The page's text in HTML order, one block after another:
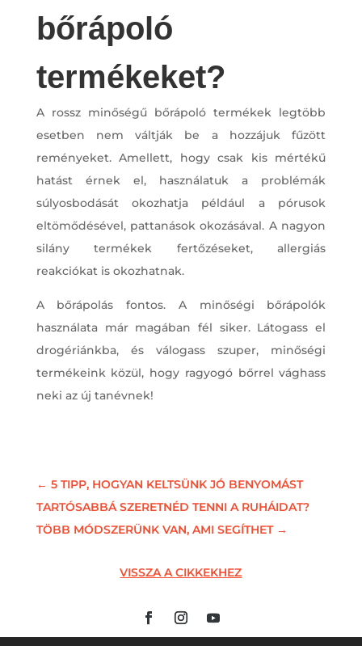
bőrápoló
termékeket?
A rossz minőségű bőrápoló termékek legtöbb
esetben nem váltják be a hozzájuk fűzött
reményeket. Amellett, hogy csak kis mértékű
hatást érnek el, használatuk a problémák
súlyosbodását okozhatja például a pórusok
eltömődésével, pattanások okozásával. A nagyon
silány termékek fertőzéseket, allergiás
reakciókat is okozhatnak.
A bőrápolás fontos. A minőségi bőrápolók
használata már magában fél siker. Látogass el
drogériánkba, és válogass szuper, minőségi
termékeink közül, hogy ragyogó bőrrel vághass
neki az új tanévnek!
← 5 TIPP, HOGYAN KELTSÜNK JÓ BENYOMÁST
TARTÓSABBÁ SZERETNÉD TENNI A RUHÁIDAT?
TÖBB MÓDSZERÜNK VAN, AMI SEGÍTHET→
VISSZA A CIKKEKHEZ